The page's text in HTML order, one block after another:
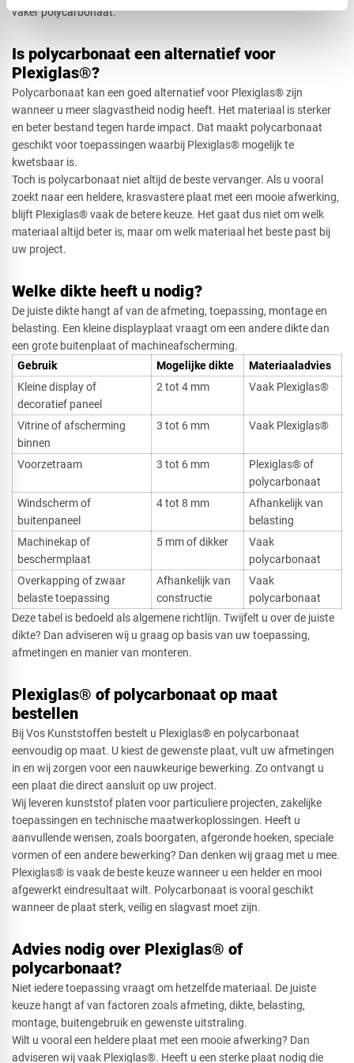
vaker polycarbonaat.
Is polycarbonaat een alternatief voor
Plexiglas®?
Polycarbonaat kan een goed alternatief voor Plexiglas® zijn
wanneer u meer slagvastheid nodig heeft. Het materiaal is sterker
en beter bestand tegen harde impact. Dat maakt polycarbonaat
geschikt voor toepassingen waarbij Plexiglas® mogelijk te
kwetsbaar is.
Toch is polycarbonaat niet altijd de beste vervanger. Als u vooral
zoekt naar een heldere, krasvastere plaat met een mooie afwerking,
blijft Plexiglas® vaak de betere keuze. Het gaat dus niet om welk
materiaal altijd beter is, maar om welk materiaal het beste past bij
uw project.
Welke dikte heeft u nodig?
De juiste dikte hangt af van de afmeting, toepassing, montage en
belasting. Een kleine displayplaat vraagt om een andere dikte dan
een grote buitenplaat of machineafscherming.
Gebruik​
Mogelijke dikte
Materiaaladvies
Kleine display of
decoratief paneel
2 tot 4 mm Vaak Plexiglas®
Vitrine of afscherming
binnen
3 tot 6 mm Vaak Plexiglas®
Voorzetraam 3 tot 6 mm
Plexiglas® of
polycarbonaat
Windscherm of
buitenpaneel
4 tot 8 mm
Afhankelijk van
belasting
Machinekap of
beschermplaat
5 mm of dikker
Vaak
polycarbonaat
Overkapping of zwaar
belaste toepassing
Afhankelijk van
constructie
Vaak
polycarbonaat
Deze tabel is bedoeld als algemene richtlijn. Twijfelt u over de juiste
dikte? Dan adviseren wij u graag op basis van uw toepassing,
afmetingen en manier van monteren.
Plexiglas® of polycarbonaat op maat
bestellen
Bij Vos Kunststoffen bestelt u Plexiglas® en polycarbonaat
eenvoudig op maat. U kiest de gewenste plaat, vult uw afmetingen
in en wij zorgen voor een nauwkeurige bewerking. Zo ontvangt u
een plaat die direct aansluit op uw project.
Wij leveren kunststof platen voor particuliere projecten, zakelijke
toepassingen en technische maatwerkoplossingen. Heeft u
aanvullende wensen, zoals boorgaten, afgeronde hoeken, speciale
vormen of een andere bewerking? Dan denken wij graag met u mee.
Plexiglas® is vaak de beste keuze wanneer u een helder en mooi
afgewerkt eindresultaat wilt. Polycarbonaat is vooral geschikt
wanneer de plaat sterk, veilig en slagvast moet zijn.
Advies nodig over Plexiglas® of
polycarbonaat?
Niet iedere toepassing vraagt om hetzelfde materiaal. De juiste
keuze hangt af van factoren zoals afmeting, dikte, belasting,
montage, buitengebruik en gewenste uitstraling.
Wilt u vooral een heldere plaat met een mooie afwerking? Dan
adviseren wij vaak Plexiglas®. Heeft u een sterke plaat nodig die